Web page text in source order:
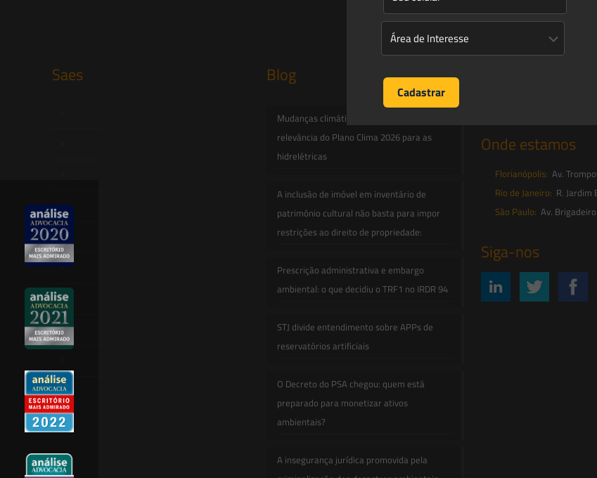
Saes Blog
Mudanças climáticas, risco operacional e a
relevância do Plano Clima 2026 para as
hidrelétricas
A inclusão de imóvel em inventário de
patrimônio cultural não basta para impor
restrições ao direito de propriedade:
Prescrição administrativa e embargo
ambiental: o que decidiu o TRF1 no IRDR 94
STJ divide entendimento sobre APPs de
reservatórios artificiais
O Decreto do PSA chegou: quem está
preparado para monetizar ativos
ambientais?
A insegurança jurídica promovida pela
Onde estamos
Florianópolis: Av.
Rio de Janeiro: R.
São Paulo: Av.
Siga-nos